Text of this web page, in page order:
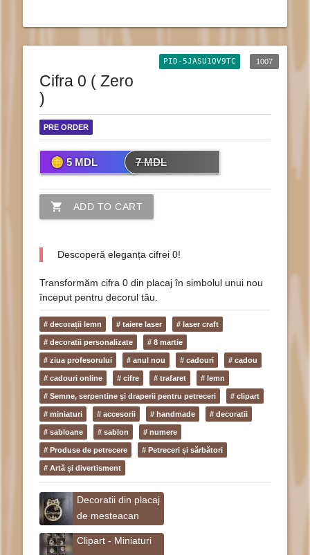
1007
PID-5JASU1QV9TC
Cifra 0 ( Zero
)
PRE ORDER
5 MDL 7 MDL
shopping_cart ADD TO CART
Descoperă eleganța cifrei 0!
Transformăm cifra 0 din placaj în simbolul unui nou
început pentru decorul tău.
# decorații lemn # taiere laser # laser craft
# decoratii personalizate # 8 martie
# ziua profesorului # anul nou # cadouri # cadou
# cadouri online # cifre # trafaret # lemn
# Semne, serpentine și draperii pentru petreceri # clipart
# miniaturi # accesorii # handmade # decoratii
# sabloane # sablon # numere
# Produse de petrecere # Petreceri și sărbători
# Artă și divertisment
Decoratii din placaj
de mesteacan
Clipart - Miniaturi